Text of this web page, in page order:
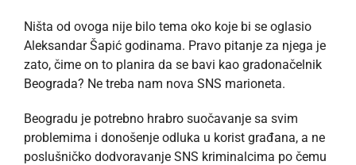
Ništa od ovoga nije bilo tema oko koje bi se oglasio
Aleksandar Šapić godinama. Pravo pitanje za njega je
zato, čime on to planira da se bavi kao gradonačelnik
Beograda? Ne treba nam nova SNS marioneta.
Beogradu je potrebno hrabro suočavanje sa svim
problemima i donošenje odluka u korist građana, a ne
poslušničko dodvoravanje SNS kriminalcima po čemu